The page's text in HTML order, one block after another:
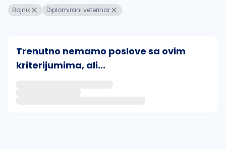
Bojnik Diplomirani veterinar
Trenutno nemamo poslove sa ovim
kriterijumima, ali...